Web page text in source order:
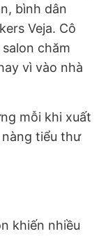
bình dân
Veja. Cô
chăm
vì vào nhà
mỗi khi xuất
tiểu thư
khiến nhiều